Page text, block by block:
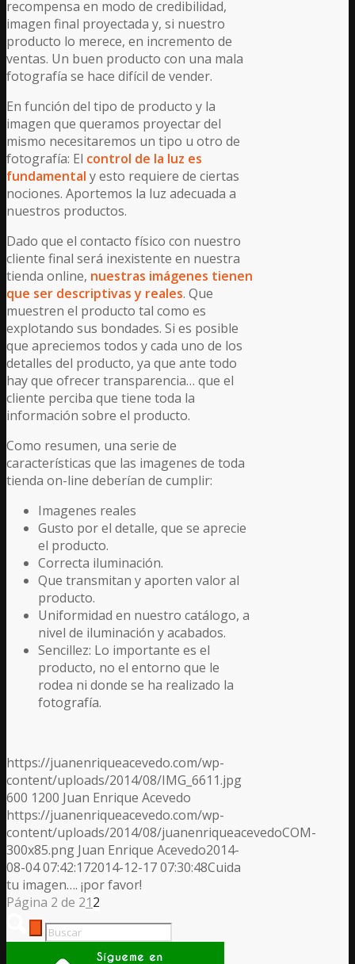
recompensa en modo de credibilidad,
imagen final proyectada y, si nuestro
producto lo merece, en incremento de
ventas. Un buen producto con una mala
fotografía se hace difícil de vender.
En función del tipo de producto y la
imagen que queramos proyectar del
mismo necesitaremos un tipo u otro de
fotografía: El control de la luz es
fundamental y esto requiere de ciertas
nociones. Aportemos la luz adecuada a
nuestros productos.
Dado que el contacto físico con nuestro
cliente final será inexistente en nuestra
tienda online, nuestras imágenes tienen
que ser descriptivas y reales. Que
muestren el producto tal como es
explotando sus bondades. Si es posible
que apreciemos todos y cada uno de los
detalles del producto, ya que ante todo
hay que ofrecer transparencia… que el
cliente perciba que tiene toda la
información sobre el producto.
Como resumen, una serie de
características que las imagenes de toda
tienda on-line deberían de cumplir:
Imagenes reales
Gusto por el detalle, que se aprecie
el producto.
Correcta iluminación.
Que transmitan y aporten valor al
producto.
Uniformidad en nuestro catálogo, a
nivel de iluminación y acabados.
Sencillez: Lo importante es el
producto, no el entorno que le
rodea ni donde se ha realizado la
fotografía.
https://juanenriqueacevedo.com/wp-
content/uploads/2014/08/IMG_6611.jpg
600 1200 Juan Enrique Acevedo
https://juanenriqueacevedo.com/wp-
content/uploads/2014/08/juanenriqueacevedoCOM-
300x85.png Juan Enrique Acevedo2014-
08-04 07:42:172014-12-17 07:30:48Cuida
tu imagen…. ¡por favor!
Página 2 de 212